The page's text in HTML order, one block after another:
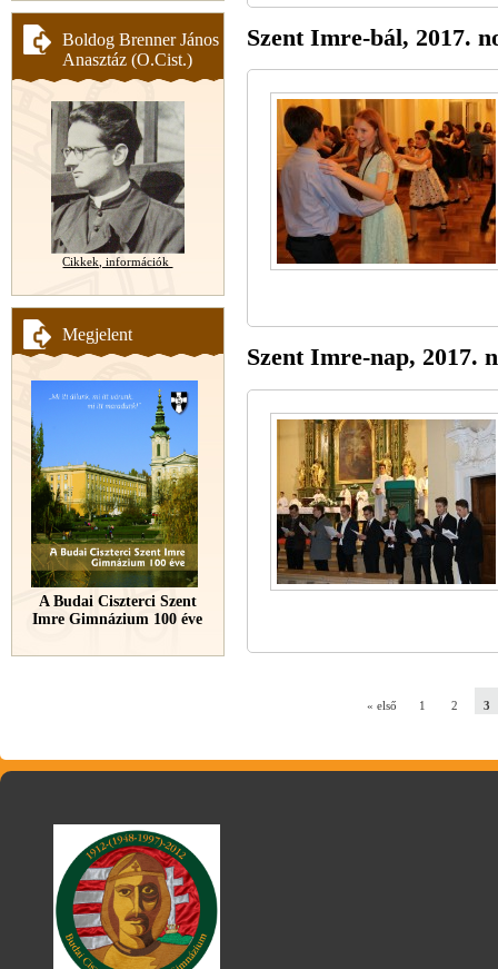
Boldog Brenner János
Anasztáz (O.Cist.)
Cikkek, információk
Megjelent
A Budai Ciszterci Szent
Imre Gimnázium 100 éve
Szent Imre-bál, 2017.
Szent Imre-nap, 2017.
« első 1 2 3